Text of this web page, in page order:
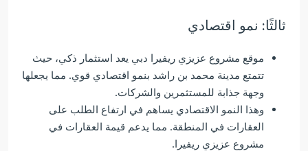
ثالثًا: نمو اقتصادي
موقع مشروع عزيزي ريفيرا دبي يعد استثمار ذكي، حيث
تتمتع مدينة محمد بن راشد بنمو اقتصادي قوي. مما يجعلها
وجهة جذابة للمستثمرين والشركات.
وهذا النمو الاقتصادي يساهم في ارتفاع الطلب على
العقارات في المنطقة. مما يدعم قيمة العقارات في
مشروع عزيزي ريفيرا.